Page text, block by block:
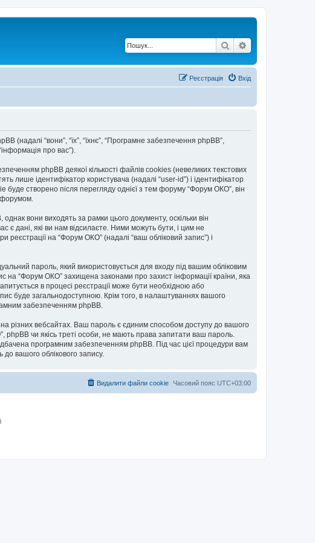
Пошук
Вхід
Реєстрація
(надалі “вони”, “їх”, “їхнє”, “Програмне забезпечення phpBB”,
про вас”).
phpBB деякої кількості файлів cookies (невеликих текстових
лише ідентифікатор користувача (надалі “user-id”) і ідентифікатор
створено після перегляду однієї з тем форуму “Форум ОКО”, він
форумом.
вони виходять за рамки цього документу, оскільки він
дані, які ви нам відсилаєте. Ними можуть бути, і цим не
реєстрації на “Форум ОКО” (надалі “ваш обліковий запис”) і
пароль, який використовується для входу під вашим обліковим
“Форум ОКО” захищена законами про захист інформації країни, яка
в процесі реєстрації може бути необхідною або
буде загальнодоступною. Крім того, в налаштуваннях вашого
забезпеченням phpBB.
різних вебсайтах. Ваш пароль є єдиним способом доступу до вашого
phpBB чи якісь треті особи, не мають права запитати ваш пароль.
програмним забезпеченням phpBB. Під час цієї процедури вам
вашого облікового запису.
Часовий пояс UTC+03:00
Видалити файли cookie